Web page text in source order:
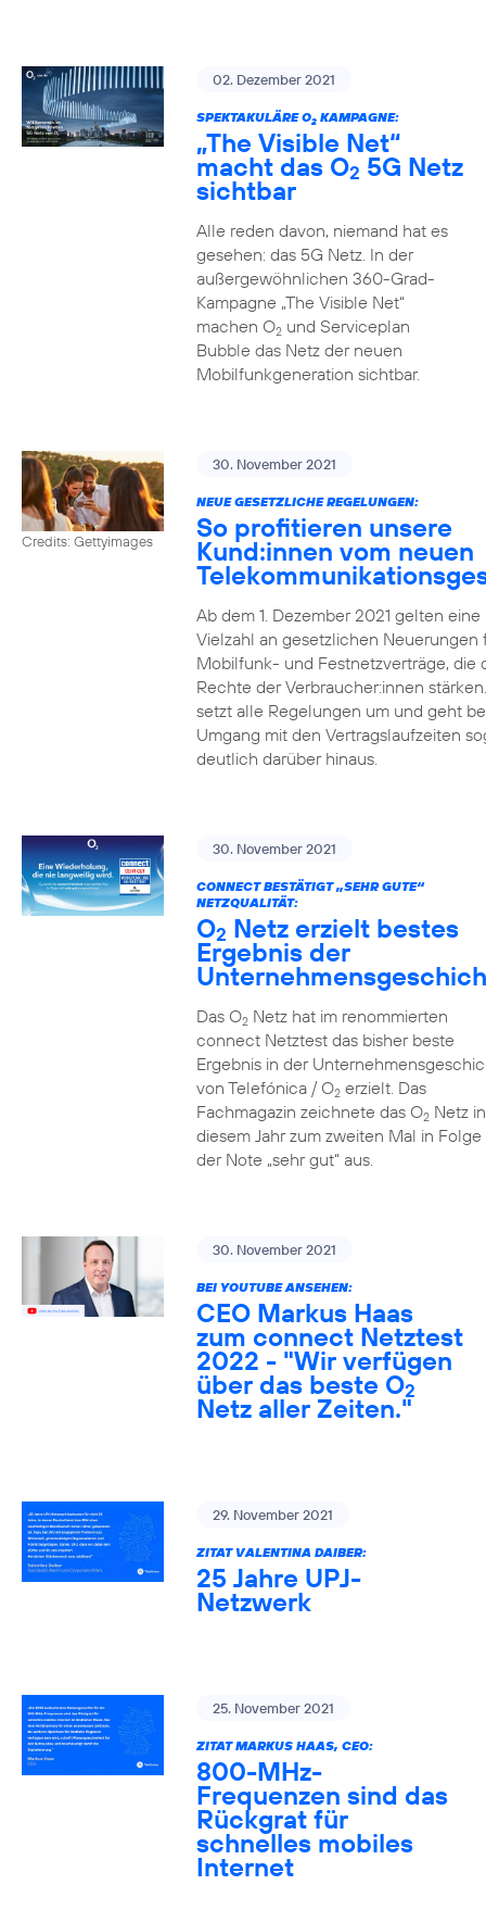
02. Dezember 2021
SPEKTAKULÄRE O2KAMPAGNE:
„The Visible Net“
macht das O2 5G Netz
sichtbar
Alle reden davon, niemand hat es
gesehen: das 5G Netz. In der
außergewöhnlichen 360-Grad-
Kampagne „The Visible Net“
machen O2und Serviceplan
Bubble das Netz der neuen
Mobilfunkgeneration sichtbar.
Credits: Gettyimages
30. November 2021
NEUE GESETZLICHE REGELUNGEN:
So profitieren unsere
Kund:innen vom neuen
Ab dem 1. Dezember 2021 gelten eine
Vielzahl an gesetzlichen Neuerungen
Mobilfunk- und Festnetzverträge, die
Rechte der Verbraucher:innen
setzt alle Regelungen um und geht
Umgang mit den Vertragslaufzeiten
deutlich darüber hinaus.
30. November 2021
CONNECT BESTÄTIGT „SEHR GUTE“
NETZQUALITÄT:
O2 Netz erzielt bestes
Ergebnis der
Das O2Netz hat im renommierten
connect Netztest das bisher beste
Ergebnis in der
von Telefónica / O2erzielt. Das
Fachmagazin zeichnete das O2Netz in
diesem Jahr zum zweiten Mal in Folge
der Note „sehr gut“ aus.
30. November 2021
BEI YOUTUBE ANSEHEN:
CEO Markus Haas
zum connect Netztest
2022 - "Wir verfügen
über das beste O2
Netz aller Zeiten."
29. November 2021
ZITAT VALENTINA DAIBER:
25 Jahre UPJ-
Netzwerk
25. November 2021
ZITAT MARKUS HAAS, CEO:
800-MHz-
Frequenzen sind das
Rückgrat für
schnelles mobiles
Internet